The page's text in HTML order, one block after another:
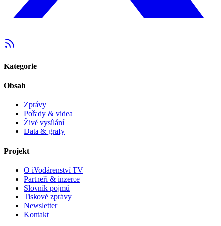
Kategorie
Obsah
Zprávy
Pořady & videa
Živé vysílání
Data & grafy
Projekt
O iVodárenství TV
Partneři & inzerce
Slovník pojmů
Tiskové zprávy
Newsletter
Kontakt